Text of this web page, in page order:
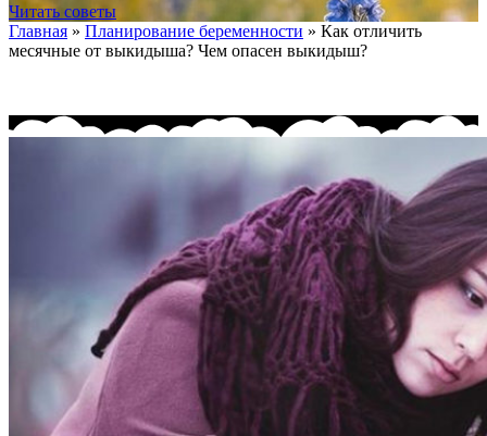
Читать советы
Главная » Планирование беременности » Как отличить
месячные от выкидыша? Чем опасен выкидыш?